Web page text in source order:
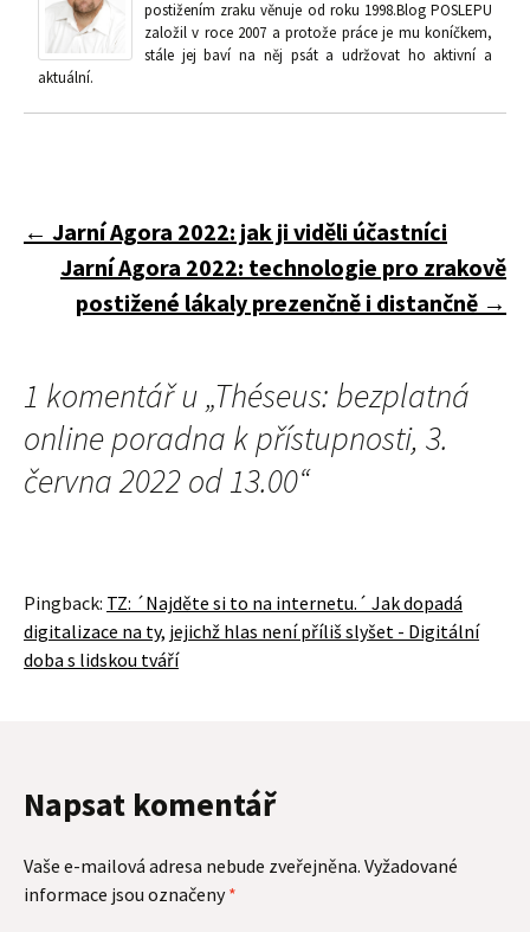
postižením zraku věnuje od roku 1998.Blog POSLEPU
založil v roce 2007 a protože práce je mu koníčkem,
stále jej baví na něj psát a udržovat ho aktivní a
aktuální.
Navigace
pro
příspěvky
← Jarní Agora 2022: jak ji viděli účastníci
Jarní Agora 2022: technologie pro zrakově
postižené lákaly prezenčně i distančně →
1 komentář u „Théseus: bezplatná
online poradna k přístupnosti, 3.
června 2022 od 13.00“
Pingback: TZ: ´Najděte si to na internetu.´ Jak dopadá
digitalizace na ty, jejichž hlas není příliš slyšet - Digitální
doba s lidskou tváří
Napsat komentář
Vaše e-mailová adresa nebude zveřejněna. Vyžadované
informace jsou označeny*